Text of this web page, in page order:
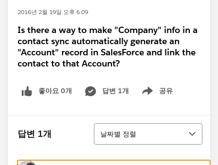
2016년 2월 19일 오후 6:09
Is there a way to make "Company" info in a
contact sync automatically generate an
"Account" record in SalesForce and link the
contact to that Account?
좋아요 0개 답변 1개 공유
Show menu
답변 1개
정렬
날짜별 정렬